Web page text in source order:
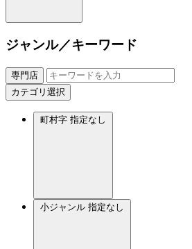
ジャンル／キーワード
専門店
カテゴリ選択
町村字 指定なし
小ジャンル 指定なし